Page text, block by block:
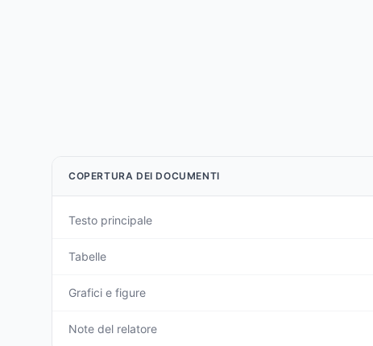
COPERTURA DEI DOCUMENTI
Testo principale
Tabelle
Grafici e figure
Note del relatore